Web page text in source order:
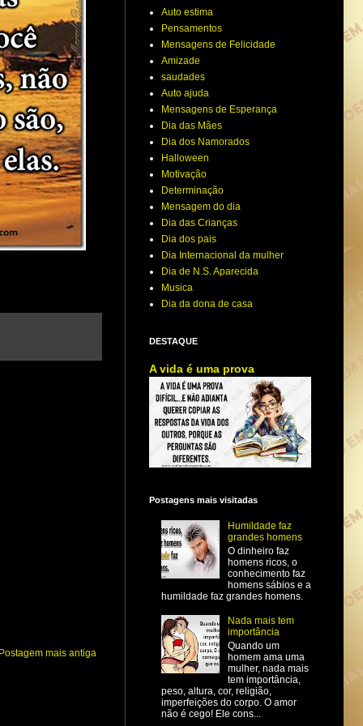
Postagem mais antiga
Auto estima
Pensamentos
Mensagens de Felicidade
Amizade
saudades
Auto ajuda
Mensagens de Esperança
Dia das Mães
Dia dos Namorados
Halloween
Motivação
Determinação
Mensagem do dia
Dia das Crianças
Dia dos pais
Dia Internacional da mulher
Dia de N.S. Aparecida
Musica
Dia da dona de casa
DESTAQUE
A vida é uma prova
Postagens mais visitadas
Humildade faz
grandes homens
O dinheiro faz
homens ricos, o
conhecimento faz
homens sábios e a
humildade faz grandes homens.
Nada mais tem
importância
Quando um
homem ama uma
mulher, nada mais
tem importância,
peso, altura, cor, religião,
imperfeições do corpo. O amor
não é cego! Ele cons...